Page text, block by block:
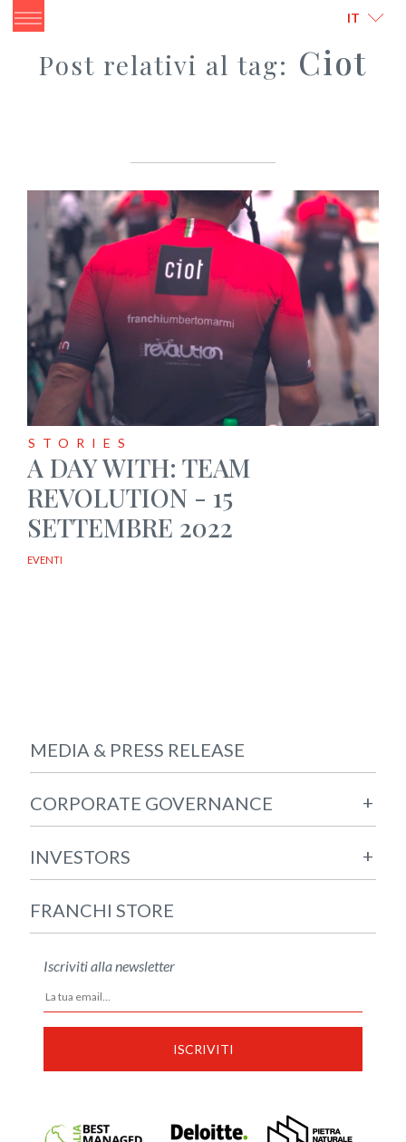
IT
Post relativi al tag: Ciot
STORIES
A DAY WITH: TEAM
REVOLUTION - 15
SETTEMBRE 2022
EVENTI
MEDIA & PRESS RELEASE
CORPORATE GOVERNANCE +
INVESTORS +
FRANCHI STORE
Iscriviti alla newsletter